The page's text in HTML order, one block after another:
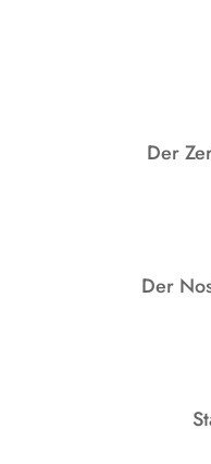
Der
Der